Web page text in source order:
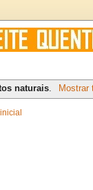
naturais Mostrar